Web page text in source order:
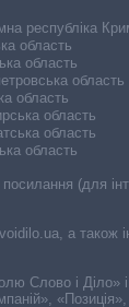
республіка
область
область
область
область
область
область
область
(для
а
Слово і